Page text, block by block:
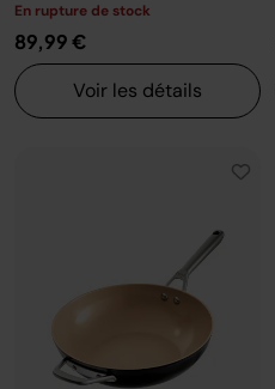
En rupture de stock
89,99 €
Voir les détails